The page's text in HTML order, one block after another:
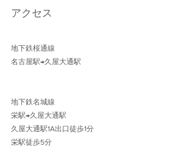
アクセス
地下鉄桜通線
名古屋駅→久屋大通駅
地下鉄名城線
栄駅→久屋大通駅
久屋大通駅1A出口徒歩1分
栄駅徒歩5分